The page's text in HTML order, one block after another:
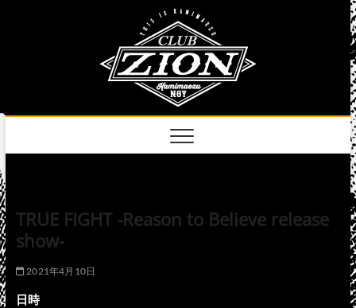
TRUE FIGHT -Reason to Believe release
show-
2021年4月10日
日時